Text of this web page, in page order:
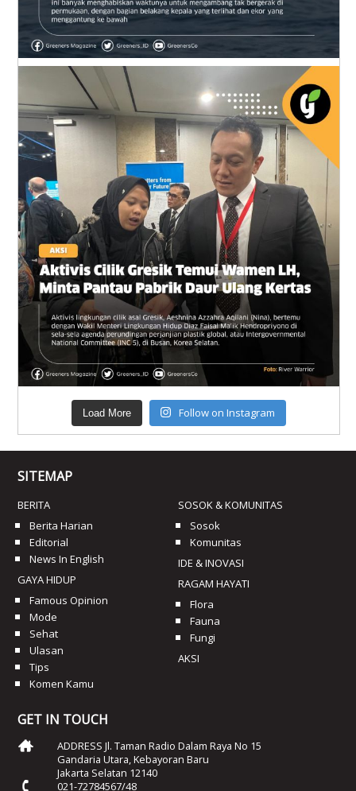
Load More Follow on Instagram
SITEMAP
BERITA
Berita Harian
Editorial
News In English
GAYA HIDUP
Famous Opinion
Mode
Sehat
Ulasan
Tips
Komen Kamu
SOSOK & KOMUNITAS
Sosok
Komunitas
IDE & INOVASI
RAGAM HAYATI
Flora
Fauna
Fungi
AKSI
GET IN TOUCH
ADDRESS Jl. Taman Radio Dalam Raya No 15
Gandaria Utara, Kebayoran Baru
Jakarta Selatan 12140
021-72784567/48